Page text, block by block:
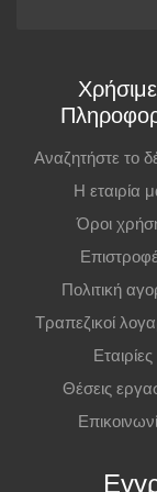
διαφορετικά η
Επιπλέον
Οι τιμές ισχύουν
Αναζητήστε το
Η εταιρία
Όροι
Πολιτική
Τραπεζικοί
Εταιρίες
Θέσεις